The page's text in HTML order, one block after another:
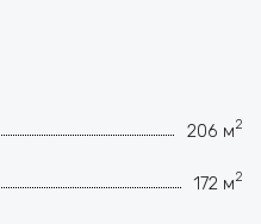
206 м2
172 м2